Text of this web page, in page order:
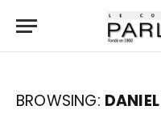
BROWSING: